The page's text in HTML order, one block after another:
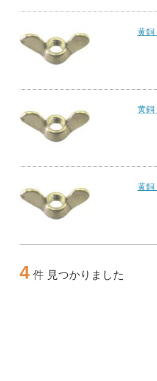
黄銅
黄銅
黄銅
4 件 見つかりました